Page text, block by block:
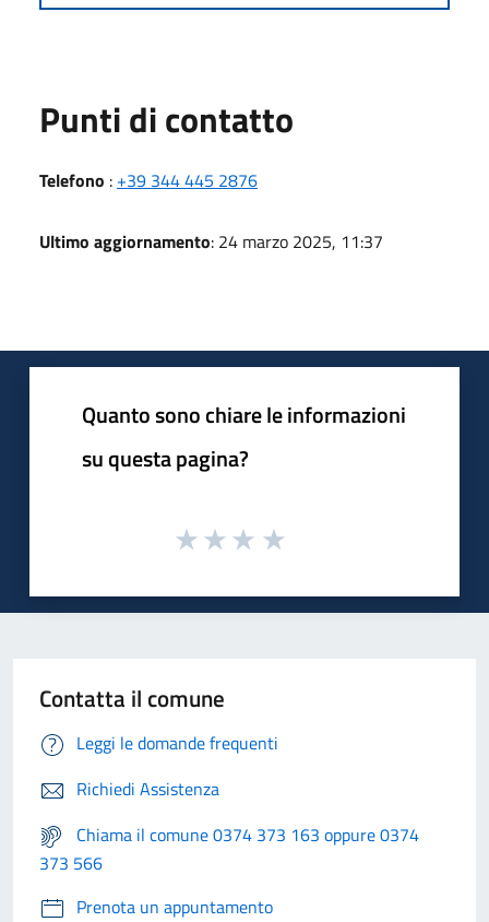
Punti di contatto
Telefono : +39 344 445 2876
Ultimo aggiornamento: 24 marzo 2025, 11:37
Quanto sono chiare le informazioni
su questa pagina?
Contatta il comune
Leggi le domande frequenti
Richiedi Assistenza
Chiama il comune 0374 373 163 oppure 0374
373 566
Prenota un appuntamento